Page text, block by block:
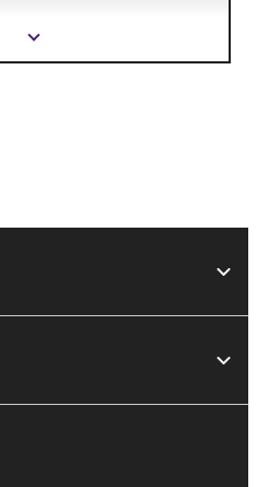
communication
แสดง
ข้อมูล